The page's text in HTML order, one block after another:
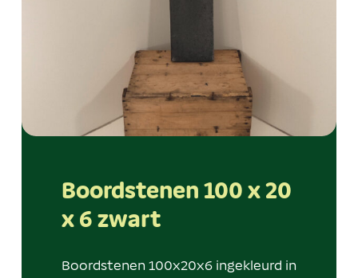
Boordstenen 100 x 20
x 6 zwart
Boordstenen 100x20x6 ingekleurd in